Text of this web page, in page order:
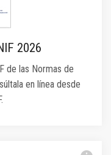
2026
de las Normas de
en línea desde